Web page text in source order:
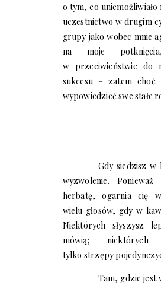
o tym, co
uczestnictwo w drugim
grupy jako wobec mnie
na moje
w przeciwieństwie do
sukcesu – zatem choć
wypowiedzieć swe stałe
Gdy siedzisz
wyzwolenie.
herbatę, ogarnia cię
wielu głosów, gdy w
Niektórych słyszysz
mówią; niektórych
tylko strzępy
Tam, gdzie jest